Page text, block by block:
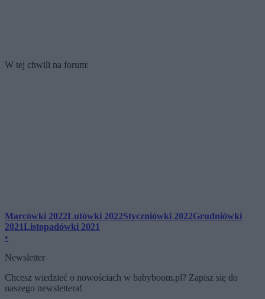
W tej chwili na forum:
Marcówki 2022Lutówki 2022Styczniówki 2022Grudniówki
2021Listopadówki 2021
•
Newsletter
Chcesz wiedzieć o nowościach w babyboom.pl? Zapisz się do
naszego newslettera!